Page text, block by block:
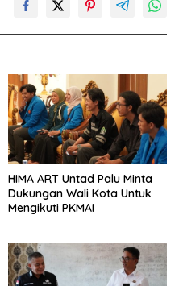
HIMA ART Untad Palu Minta
Dukungan Wali Kota Untuk
Mengikuti PKMAI